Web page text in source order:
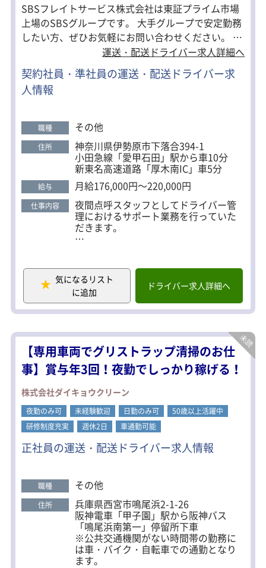
SBSフレイトサービス株式会社は東証プライム市場
上場のSBSグループです。 大手グループで安定勤務
したい方、ぜひお気軽にお問い合わせください。 ＜
うれしい高待遇＞ ■週休2日制でお休みしっかり ■
賞与年2回あり ■交通費全額支給 ★正社員登用制度
あり 契約社員として入社し1年以上経過した後、勤
務状況・健康状態・勤務態度等を評価し、 就業規則
へ登用する制度を導入しています。 職場環境には自
信がありますので、まずは一度面接にてお話をお聞
かせください。
運送・配送ドライバー求人詳細へ
契約社員・準社員の運送・配送ドライバー求
人情報
職種 その他
住所 神奈川県伊勢原市下落合394-1
小田急線「愛甲石田」駅から車10分
新東名高速道路「厚木南IC」車5分
給与 月給176,000円～220,000円
仕事内容 夜間点呼スタッフとしてドライバー管
理におけるサポート業務を行っていた
だきます。
・健康状態の記録
・トラブル発生時の緊急連絡対応
・運行・配車スケジュールの記録・帳
票作成
など、未経験の方でも簡単なお仕事で
す。
★勤務地が2つあります
基本的には伊勢原倉庫勤務です。
※運行・業務状況により厚木倉庫から
の出庫・帰庫の場合があります。
＜伊勢原倉庫＞
神奈川県伊勢原市下落合394-1
小田急線「愛甲石田」駅から車で10分
新東名高速道路「厚木南IC」車5分
神奈川県海老名市上郷4-4-11
小田急線・JR相模線「海老名」駅から
車10分
「圏央厚木IC」車10分
気になるリスト
に追加
ドライバー求人詳細へ
【専用車両でグリストラップ清掃のお仕
事】賞与年3回！夜勤でしっかり稼げる！
株式会社ダイキョウクリーン
夜勤のみ可 未経験歓迎 日勤のみ可
50歳以上活躍中
研修制度充実
週休2日 車通勤可能
正社員の運送・配送ドライバー求人情報
職種 その他
住所 兵庫県西宮市鳴尾浜2-1-26
阪神電車「甲子園」駅から阪神バス
「鳴尾浜南第一」停留所下車
※公共交通機関がない時間帯の勤務に
は車・バイク・自転車での通勤となり
ます。